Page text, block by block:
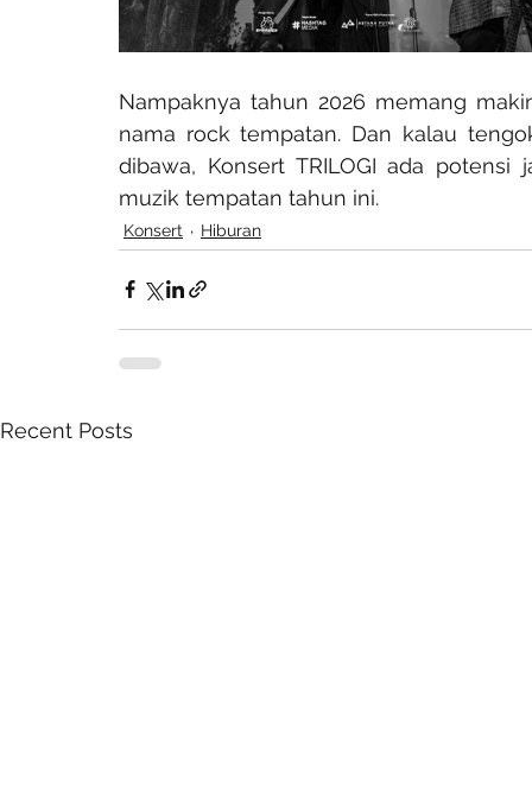
Nampaknya tahun 2026 memang
nama rock tempatan. Dan kalau
dibawa, Konsert TRILOGI ada
muzik tempatan tahun ini.
Konsert Hiburan
Recent Posts